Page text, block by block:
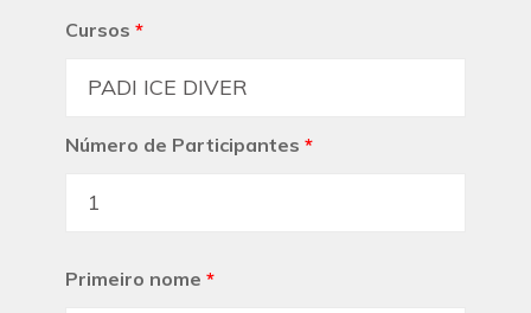
Cursos *
Número de Participantes *
Primeiro nome *